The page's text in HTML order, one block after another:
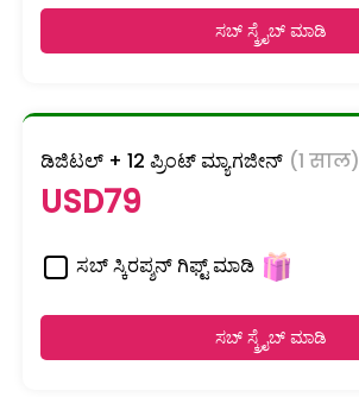
ಸಬ್ ಸ್ಕ್ರೈಬ್ ಮಾಡಿ
ಡಿಜಿಟಲ್ + 12 ಪ್ರಿಂಟ್ ಮ್ಯಾಗಜೀನ್ (1 साल)
USD79
ಸಬ್ ಸ್ಕಿರಪ್ಶನ್ ಗಿಫ್ಟ್ ಮಾಡಿ
ಸಬ್ ಸ್ಕ್ರೈಬ್ ಮಾಡಿ